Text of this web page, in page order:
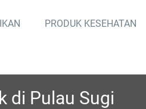
PRODUK KESEHATAN
di Pulau Sugi